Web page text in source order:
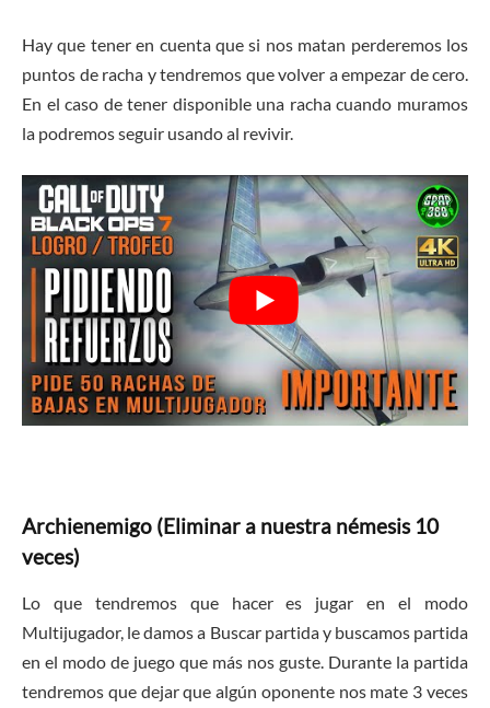
Hay que tener en cuenta que si nos matan perderemos los
puntos de racha y tendremos que volver a empezar de cero.
En el caso de tener disponible una racha cuando muramos
la podremos seguir usando al revivir.
Archienemigo (Eliminar a nuestra némesis 10
veces)
Lo que tendremos que hacer es jugar en el modo
Multijugador, le damos a Buscar partida y buscamos partida
en el modo de juego que más nos guste. Durante la partida
tendremos que dejar que algún oponente nos mate 3 veces